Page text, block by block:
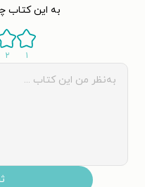
به این کتاب
۱ ۲